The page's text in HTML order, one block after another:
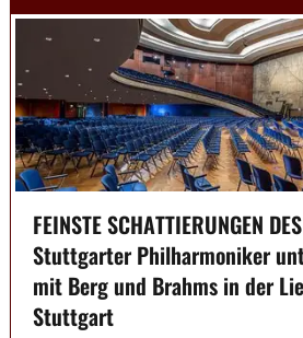
FEINSTE SCHATTIERUNGEN
Stuttgarter Philharmoniker
mit Berg und Brahms in der
Stuttgart